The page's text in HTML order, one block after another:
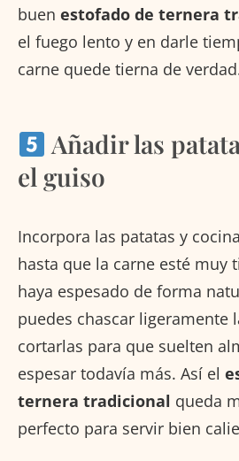
buen estofado de ternera
el fuego lento y en darle
carne quede tierna de
Añadir las
el guiso
Incorpora las patatas y cocina
hasta que la carne esté muy
haya espesado de forma
puedes chascar ligeramente
cortarlas para que suelten
espesar todavía más. Así el
ternera tradicional queda
perfecto para servir bien